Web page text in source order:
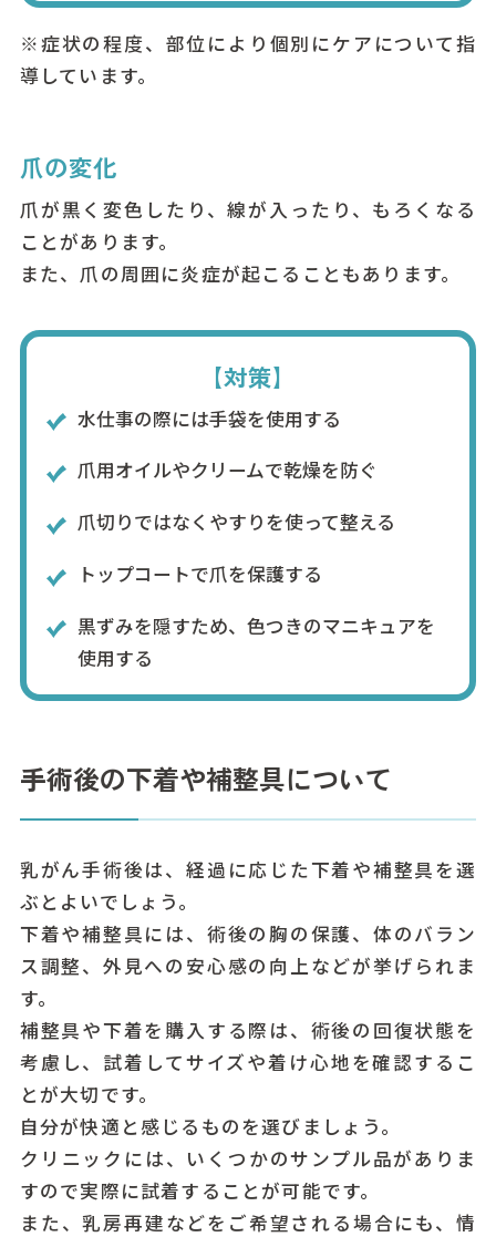
※症状の程度、部位により個別にケアについて指
導しています。
爪の変化
爪が黒く変色したり、線が入ったり、もろくなる
ことがあります。
また、爪の周囲に炎症が起こることもあります。
【対策】
水仕事の際には手袋を使用する
爪用オイルやクリームで乾燥を防ぐ
爪切りではなくやすりを使って整える
トップコートで爪を保護する
黒ずみを隠すため、色つきのマニキュアを
使用する
手術後の下着や補整具について
乳がん手術後は、経過に応じた下着や補整具を選
ぶとよいでしょう。
下着や補整具には、術後の胸の保護、体のバラン
ス調整、外見への安心感の向上などが挙げられま
す。
補整具や下着を購入する際は、術後の回復状態を
考慮し、試着してサイズや着け心地を確認するこ
とが大切です。
自分が快適と感じるものを選びましょう。
クリニックには、いくつかのサンプル品がありま
すので実際に試着することが可能です。
また、乳房再建などをご希望される場合にも、情